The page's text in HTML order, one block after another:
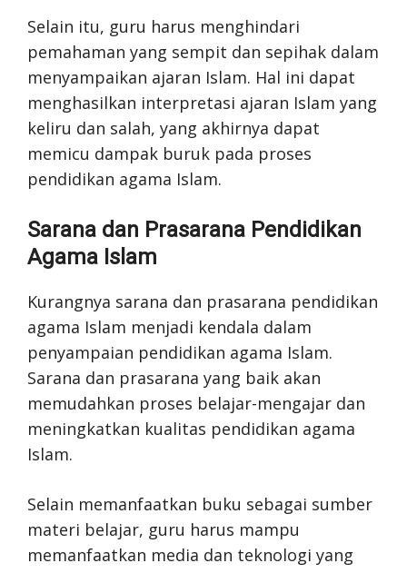
Selain itu, guru harus menghindari
pemahaman yang sempit dan sepihak dalam
menyampaikan ajaran Islam. Hal ini dapat
menghasilkan interpretasi ajaran Islam yang
keliru dan salah, yang akhirnya dapat
memicu dampak buruk pada proses
pendidikan agama Islam.
Sarana dan Prasarana Pendidikan
Agama Islam
Kurangnya sarana dan prasarana pendidikan
agama Islam menjadi kendala dalam
penyampaian pendidikan agama Islam.
Sarana dan prasarana yang baik akan
memudahkan proses belajar-mengajar dan
meningkatkan kualitas pendidikan agama
Islam.
Selain memanfaatkan buku sebagai sumber
materi belajar, guru harus mampu
memanfaatkan media dan teknologi yang